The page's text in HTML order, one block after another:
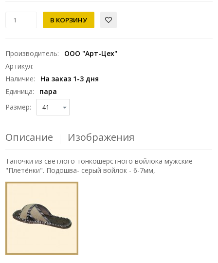
Производитель:
ООО "Арт-Цех"
Артикул:
Наличие:
На заказ 1-3 дня
Единица:
пара
Размер:
Описание Изображения
Тапочки из светлого тонкошерстного войлока мужские
"Плетёнки". Подошва- серый войлок - 6-7мм,